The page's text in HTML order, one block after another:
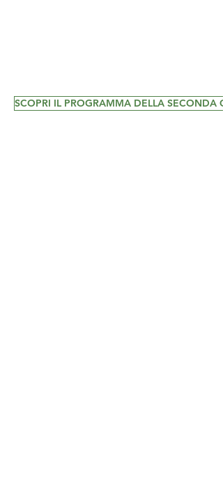
SCOPRI IL PROGRAMMA DELLA SECONDA